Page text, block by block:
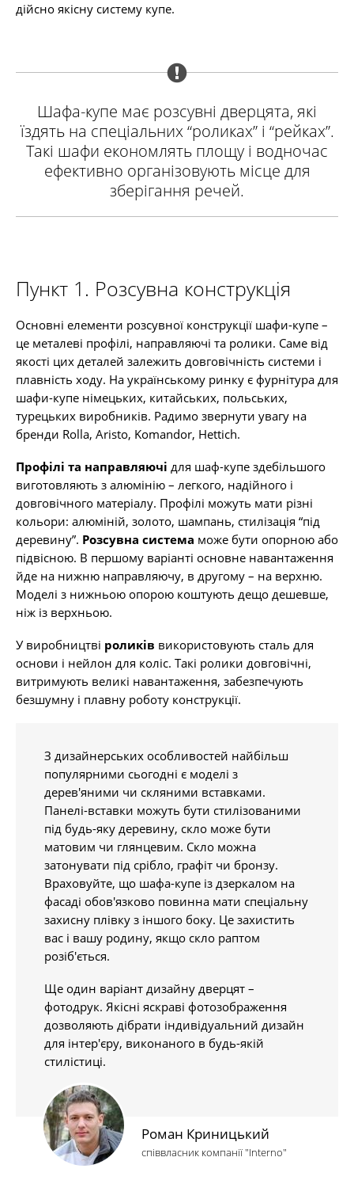
дійсно якісну систему купе.
Шафа-купе має розсувні дверцята, які
їздять на спеціальних “роликах” і “рейках”.
Такі шафи економлять площу і водночас
ефективно організовують місце для
зберігання речей.
Пункт 1. Розсувна конструкція
Основні елементи розсувної конструкції шафи-купе –
це металеві профілі, направляючі та ролики. Саме від
якості цих деталей залежить довговічність системи і
плавність ходу. На українському ринку є фурнітура для
шафи-купе німецьких, китайських, польських,
турецьких виробників. Радимо звернути увагу на
бренди Rolla, Aristo, Komandor, Hettich.
Профілі та направляючі для шаф-купе здебільшого
виготовляють з алюмінію – легкого, надійного і
довговічного матеріалу. Профілі можуть мати різні
кольори: алюміній, золото, шампань, стилізація “під
деревину”. Розсувна система може бути опорною або
підвісною. В першому варіанті основне навантаження
йде на нижню направляючу, в другому – на верхню.
Моделі з нижньою опорою коштують дещо дешевше,
ніж із верхньою.
У виробництві роликів використовують сталь для
основи і нейлон для коліс. Такі ролики довговічні,
витримують великі навантаження, забезпечують
безшумну і плавну роботу конструкції.
З дизайнерських особливостей найбільш
популярними сьогодні є моделі з
дерев'яними чи скляними вставками.
Панелі-вставки можуть бути стилізованими
під будь-яку деревину, скло може бути
матовим чи глянцевим. Скло можна
затонувати під срібло, графіт чи бронзу.
Враховуйте, що шафа-купе із дзеркалом на
фасаді обов'язково повинна мати спеціальну
захисну плівку з іншого боку. Це захистить
вас і вашу родину, якщо скло раптом
розіб'ється.
Ще один варіант дизайну дверцят –
фотодрук. Якісні яскраві фотозображення
дозволяють дібрати індивідуальний дизайн
для інтер'єру, виконаного в будь-якій
стилістиці.
Роман Криницький
співвласник компанії "Interno"